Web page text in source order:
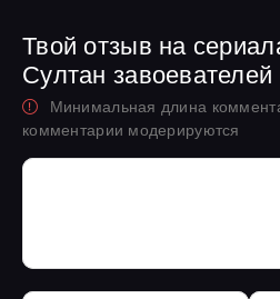
Твой отзыв на
Султан завоевателей
Минимальная длина
комментарии модерируются